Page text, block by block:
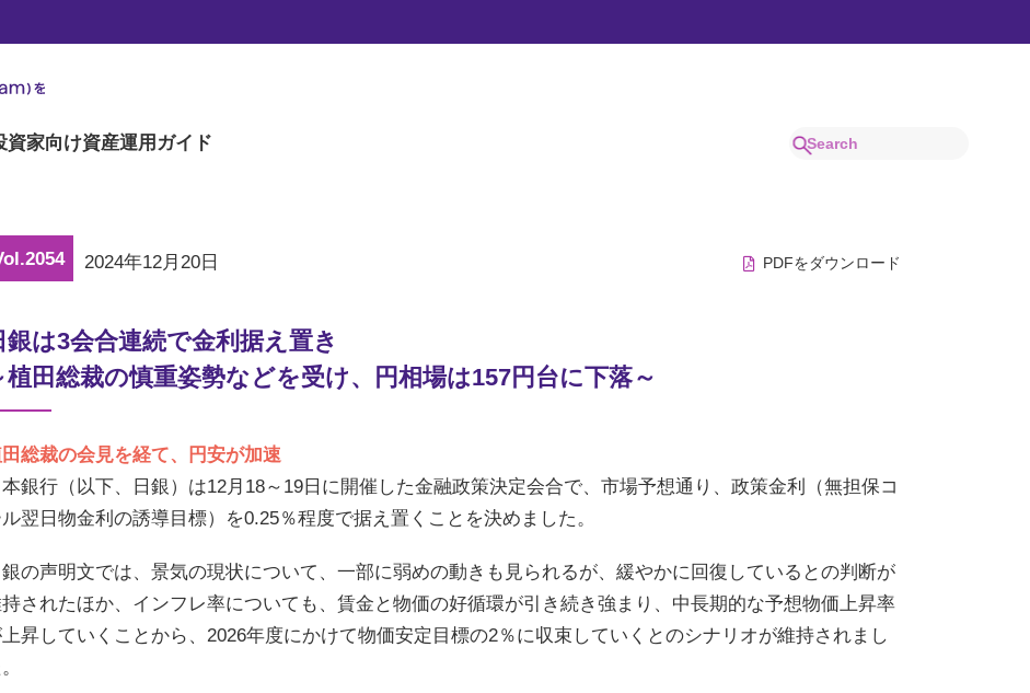
資家向け資産運用ガイド
2024年12月20日 PDFをダウンロード
銀は3会合連続で金利据え置き
植田総裁の慎重姿勢などを受け、円相場は157円台に下落～
総裁の会見を経て、円安が加速
本銀行（以下、日銀）は12月18～19日に開催した金融政策決定会合で、市場予想通り、政策金利（無担保コ
翌日物金利の誘導目標）を0.25％程度で据え置くことを決めました。
銀の声明文では、景気の現状について、一部に弱めの動きも見られるが、緩やかに回復しているとの判断が
されたほか、インフレ率についても、賃金と物価の好循環が引き続き強まり、中長期的な予想物価上昇率
昇していくことから、2026年度にかけて物価安定目標の2％に収束していくとのシナリオが維持されまし